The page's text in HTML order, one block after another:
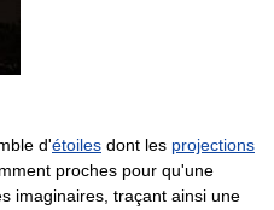
d'étoiles dont les projections
proches pour qu'une
imaginaires, traçant ainsi une